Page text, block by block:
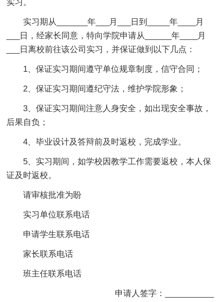
实习。
实习期从_______年___月___日到_____年____月
___日，经家长同意，特向学院申请从______年____月
___日离校前往该公司实习，并保证做到以下几点：
1、保证实习期间遵守单位规章制度，信守合同；
2、保证实习期间遵纪守法，维护学院形象；
3、保证实习期间注意人身安全，如出现安全事故，
后果自负；
4、毕业设计及答辩前及时返校，完成学业。
5、实习期间，如学校因教学工作需要返校，本人保
证及时返校。
请审核批准为盼
实习单位联系电话
申请学生联系电话
家长联系电话
班主任联系电话
申请人签字：___________